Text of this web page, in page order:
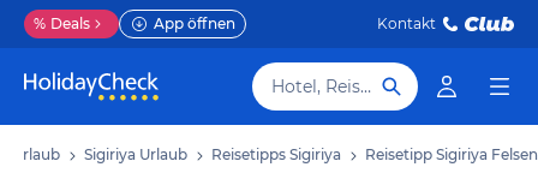
% Deals App öffnen Kontakt
Hotel, Reiseziel
Urlaub Sigiriya Urlaub Reisetipps Sigiriya Reisetipp Sigiriya Felsen